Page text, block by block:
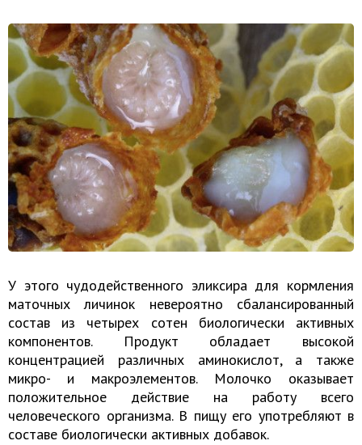
У этого чудодейственного эликсира для кормления
маточных личинок невероятно сбалансированный
состав из четырех сотен биологически активных
компонентов. Продукт обладает высокой
концентрацией различных аминокислот, а также
микро- и макроэлементов. Молочко оказывает
положительное действие на работу всего
человеческого организма. В пищу его употребляют в
составе биологически активных добавок.